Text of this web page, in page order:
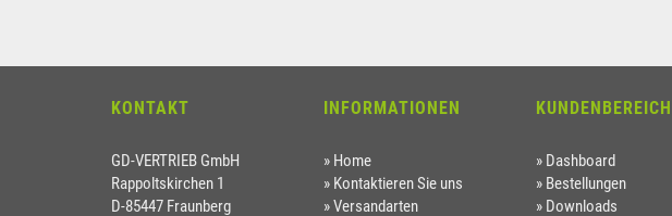
KONTAKT
GD-VERTRIEB GmbH
Rappoltskirchen 1
D-85447 Fraunberg
INFORMATIONEN
Home
Kontaktieren Sie uns
Versandarten
KUNDENBEREICH
Dashboard
Bestellungen
Downloads